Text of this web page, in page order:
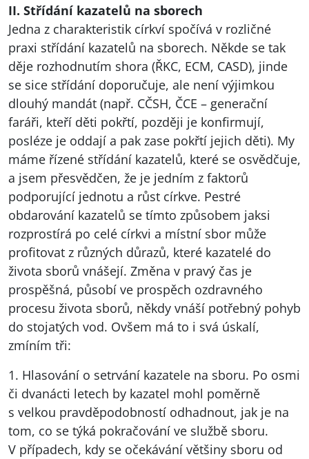
II. Střídání kazatelů na sborech
Jedna z charakteristik církví spočívá v rozličné
praxi střídání kazatelů na sborech. Někde se tak
děje rozhodnutím shora (ŘKC, ECM, CASD), jinde
se sice střídání doporučuje, ale není výjimkou
dlouhý mandát (např. CČSH, ČCE – generační
faráři, kteří děti pokřtí, později je konfirmují,
posléze je oddají a pak zase pokřtí jejich děti). My
máme řízené střídání kazatelů, které se osvědčuje,
a jsem přesvědčen, že je jedním z faktorů
podporující jednotu a růst církve. Pestré
obdarování kazatelů se tímto způsobem jaksi
rozprostírá po celé církvi a místní sbor může
profitovat z různých důrazů, které kazatelé do
života sborů vnášejí. Změna v pravý čas je
prospěšná, působí ve prospěch ozdravného
procesu života sborů, někdy vnáší potřebný pohyb
do stojatých vod. Ovšem má to i svá úskalí,
zmíním tři:
1. Hlasování o setrvání kazatele na sboru. Po osmi
či dvanácti letech by kazatel mohl poměrně
s velkou pravděpodobností odhadnout, jak je na
tom, co se týká pokračování ve službě sboru.
V případech, kdy se očekávání většiny sboru od